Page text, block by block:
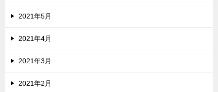
2021年5月
2021年4月
2021年3月
2021年2月